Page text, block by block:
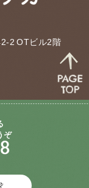
2 OTビル2階
ぞ